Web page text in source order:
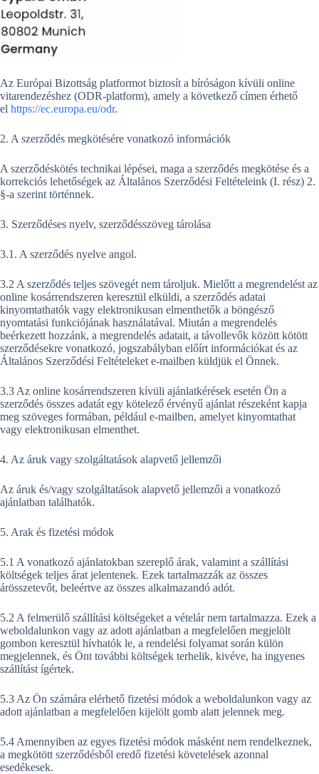
Az Európai Bizottság platformot biztosít a bíróságon kívüli online
vitarendezéshez (ODR-platform), amely a következő címen érhető
el https://ec.europa.eu/odr.
2. A szerződés megkötésére vonatkozó információk
A szerződéskötés technikai lépései, maga a szerződés megkötése és a
korrekciós lehetőségek az Általános Szerződési Feltételeink (I. rész) 2.
§-a szerint történnek.
3. Szerződéses nyelv, szerződésszöveg tárolása
3.1. A szerződés nyelve angol.
3.2 A szerződés teljes szövegét nem tároljuk. Mielőtt a megrendelést az
online kosárrendszeren keresztül elküldi, a szerződés adatai
kinyomtathatók vagy elektronikusan elmenthetők a böngésző
nyomtatási funkciójának használatával. Miután a megrendelés
beérkezett hozzánk, a megrendelés adatait, a távollevők között kötött
szerződésekre vonatkozó, jogszabályban előírt információkat és az
Általános Szerződési Feltételeket e-mailben küldjük el Önnek.
3.3 Az online kosárrendszeren kívüli ajánlatkérések esetén Ön a
szerződés összes adatát egy kötelező érvényű ajánlat részeként kapja
meg szöveges formában, például e-mailben, amelyet kinyomtathat
vagy elektronikusan elmenthet.
4. Az áruk vagy szolgáltatások alapvető jellemzői
Az áruk és/vagy szolgáltatások alapvető jellemzői a vonatkozó
ajánlatban találhatók.
5. Arak és fizetési módok
5.1 A vonatkozó ajánlatokban szereplő árak, valamint a szállítási
költségek teljes árat jelentenek. Ezek tartalmazzák az összes
árösszetevőt, beleértve az összes alkalmazandó adót.
5.2 A felmerülő szállítási költségeket a vételár nem tartalmazza. Ezek a
weboldalunkon vagy az adott ajánlatban a megfelelően megjelölt
gombon keresztül hívhatók le, a rendelési folyamat során külön
megjelennek, és Önt további költségek terhelik, kivéve, ha ingyenes
szállítást ígértek.
5.3 Az Ön számára elérhető fizetési módok a weboldalunkon vagy az
adott ajánlatban a megfelelően kijelölt gomb alatt jelennek meg.
5.4 Amennyiben az egyes fizetési módok másként nem rendelkeznek,
a megkötött szerződésből eredő fizetési követelések azonnal
esedékesek.